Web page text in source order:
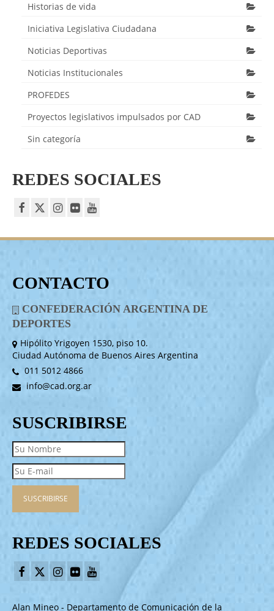
Historias de vida
Iniciativa Legislativa Ciudadana
Noticias Deportivas
Noticias Institucionales
PROFEDES
Proyectos legislativos impulsados por CAD
Sin categoría
REDES SOCIALES
CONTACTO
CONFEDERACIÓN ARGENTINA DE
DEPORTES
Hipólito Yrigoyen 1530, piso 10.
Ciudad Autónoma de Buenos Aires Argentina
011 5012 4866
info@cad.org.ar
SUSCRIBIRSE
REDES SOCIALES
Alan Mineo - Departamento de Comunicación de la